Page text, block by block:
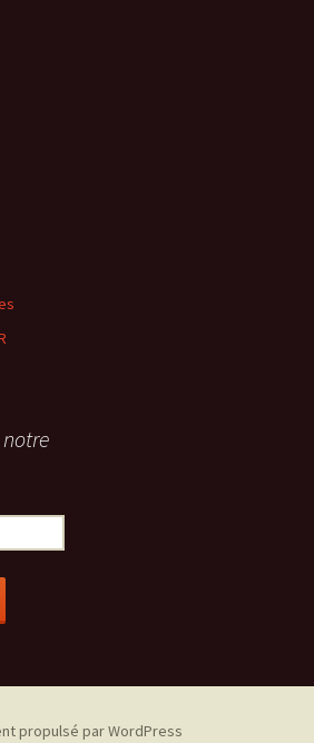
propulsé par WordPress